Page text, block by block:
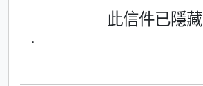
此信件已隱藏
·